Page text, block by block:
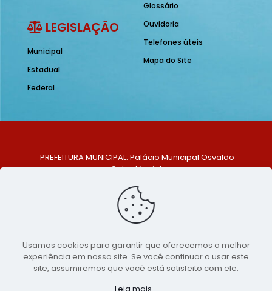
LEGISLAÇÃO
Municipal
Estadual
Federal
Glossário
Ouvidoria
Telefones úteis
Mapa do Site
PREFEITURA MUNICIPAL: Palácio Municipal Osvaldo
Celso Maciel
Centro, São Bento do Una - PE. CEP: 553370-128
TELEFONE: (81) 99548-1569
E-MAIL: ouvidoria@saobentodouna.pe.gov.br
Copyright 2021-2026 - Assessoria de Comunicação da
Prefeitura de São Bento do Una - PE
Usamos cookies para garantir que oferecemos a melhor
experiência em nosso site. Se você continuar a usar este
site, assumiremos que você está satisfeito com ele.